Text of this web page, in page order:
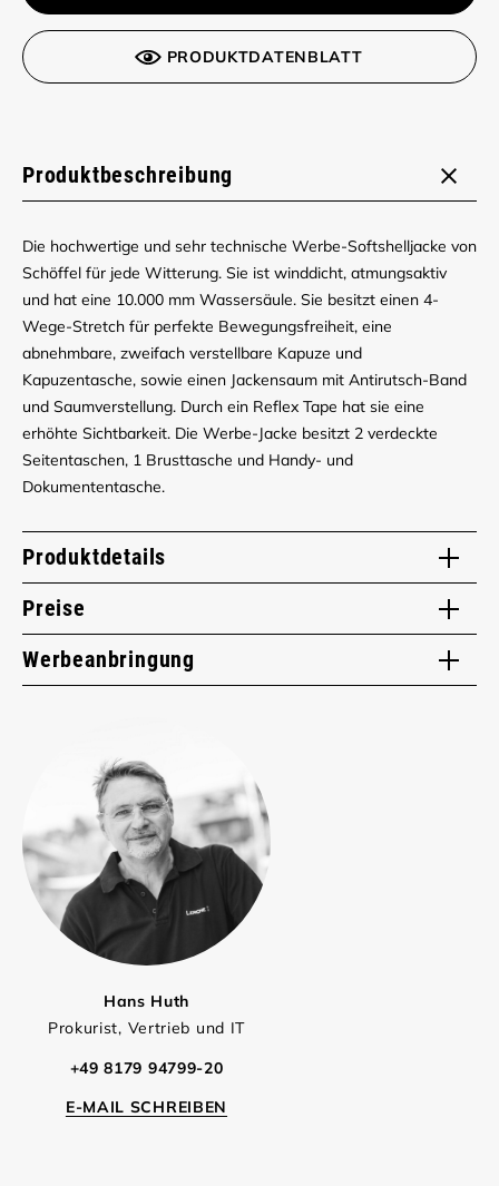
PRODUKTDATENBLATT
Produktbeschreibung
Die hochwertige und sehr technische Werbe-Softshelljacke von
Schöffel für jede Witterung. Sie ist winddicht, atmungsaktiv
und hat eine 10.000 mm Wassersäule. Sie besitzt einen 4-
Wege-Stretch für perfekte Bewegungsfreiheit, eine
abnehmbare, zweifach verstellbare Kapuze und
Kapuzentasche, sowie einen Jackensaum mit Antirutsch-Band
und Saumverstellung. Durch ein Reflex Tape hat sie eine
erhöhte Sichtbarkeit. Die Werbe-Jacke besitzt 2 verdeckte
Seitentaschen, 1 Brusttasche und Handy- und
Dokumententasche.
Produktdetails
Preise
Werbeanbringung
Hans Huth
Prokurist, Vertrieb und IT
+49 8179 94799-20
E-MAIL SCHREIBEN